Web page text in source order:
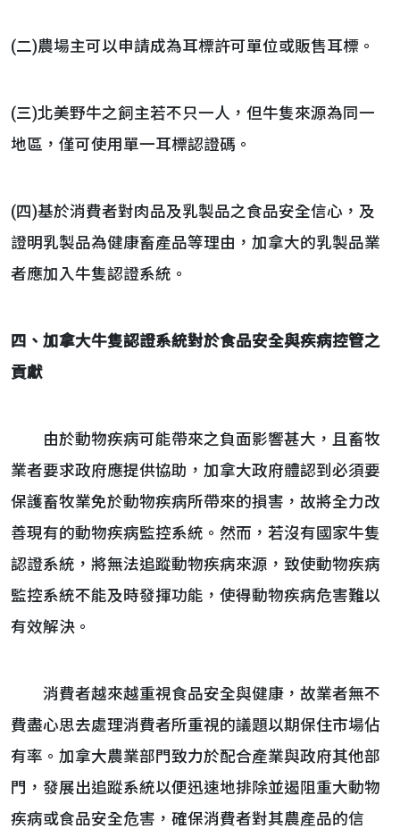
(二)農場主可以申請成為耳標許可單位或販售耳標。
(三)北美野牛之飼主若不只一人，但牛隻來源為同一
地區，僅可使用單一耳標認證碼。
(四)基於消費者對肉品及乳製品之食品安全信心，及
證明乳製品為健康畜產品等理由，加拿大的乳製品業
者應加入牛隻認證系統。
四、加拿大牛隻認證系統對於食品安全與疾病控管之
貢獻
由於動物疾病可能帶來之負面影響甚大，且畜牧
業者要求政府應提供協助，加拿大政府體認到必須要
保護畜牧業免於動物疾病所帶來的損害，故將全力改
善現有的動物疾病監控系統。然而，若沒有國家牛隻
認證系統，將無法追蹤動物疾病來源，致使動物疾病
監控系統不能及時發揮功能，使得動物疾病危害難以
有效解決。
消費者越來越重視食品安全與健康，故業者無不
費盡心思去處理消費者所重視的議題以期保住市場佔
有率。加拿大農業部門致力於配合產業與政府其他部
門，發展出追蹤系統以便迅速地排除並遏阻重大動物
疾病或食品安全危害，確保消費者對其農產品的信